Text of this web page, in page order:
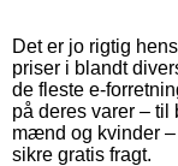
Det er jo rigtig
priser i blandt
de fleste e-
på deres varer – til
mænd og kvinder
sikre gratis fragt.